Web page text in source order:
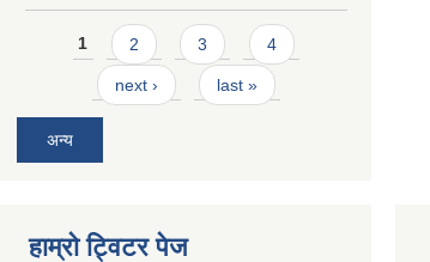
Pages
1 2 3 4
next › last »
अन्य
हाम्राे ट्विटर पेज